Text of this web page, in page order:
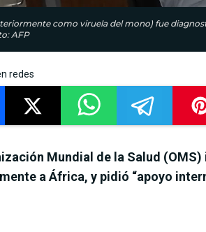
como viruela del mono) fue
AFP
redes
Mundial de la Salud
a África, y pidió “apoyo